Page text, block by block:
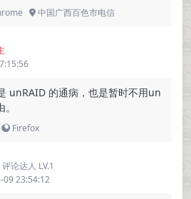
中国广西百色市电信
unRAID 的通病，也是暂时不用un
Firefox
评论达人 LV.1
09 23:54:12